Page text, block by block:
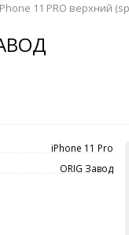
11 PRO верхний
iPhone 11 Pro
ORIG Завод